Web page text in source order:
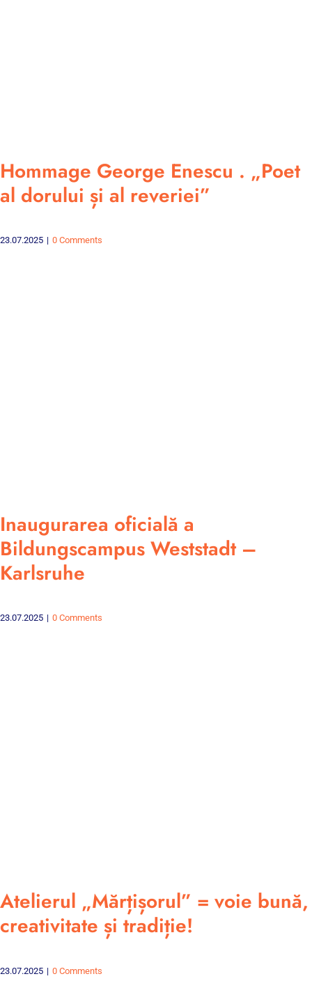
Hommage George Enescu . „Poet
al dorului și al reveriei”
23.07.2025 | 0 Comments
Inaugurarea oficială a
Bildungscampus Weststadt –
Karlsruhe
23.07.2025 | 0 Comments
Atelierul „Mărțișorul” = voie bună,
creativitate și tradiție!
23.07.2025 | 0 Comments